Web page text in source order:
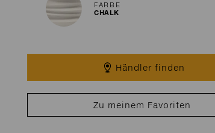
FARBE
CHALK
Händler finden
Zu meinem Favoriten